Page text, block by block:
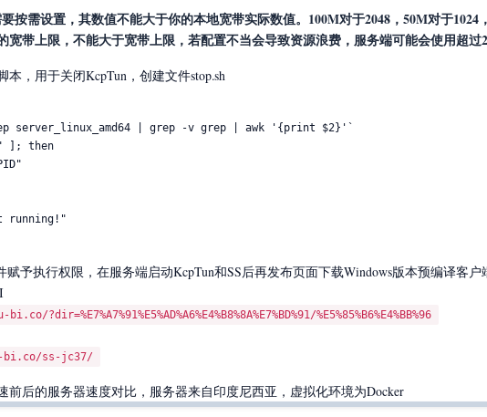
按需设置，其数值不能大于你的本地宽带实际数值。100M对于2048，50M对于
宽带上限，不能大于宽带上限，若配置不当会导致资源浪费，服务端可能会使用超过
本，用于关闭KcpTun，创建文件stop.sh
server_linux_amd64 | grep -v grep | awk '{print $2}'`
]; then
赋予执行权限，在服务端启动KcpTun和SS后再发布页面下载Windows版本预编译客
%E5%85%B6%E4%BB%96
bi.co/ss-jc37/
前后的服务器速度对比，服务器来自印度尼西亚，虚拟化环境为Docker